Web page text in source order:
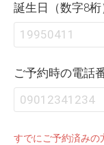
誕生日（数字8桁
ご予約時の電話
すでにご予約済みの